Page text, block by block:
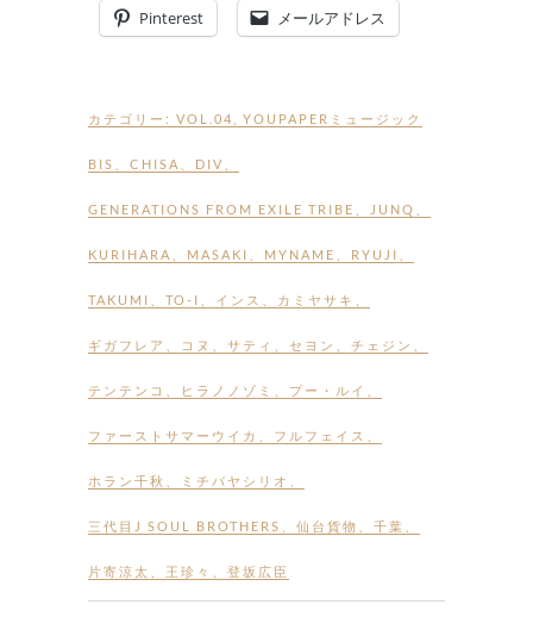
Pinterest メールアドレス
カテゴリー: VOL.04 YOUPAPERミュージック
BIS CHISA DIV
GENERATIONS FROM EXILE TRIBE JUNQ
KURIHARA MASAKI MYNAME RYUJI
TAKUMI TO-I インス カミヤサキ
ギガフレア コヌ サティ セヨン チェジン
テンテンコ ヒラノノゾミ プー・ルイ
ファーストサマーウイカ フルフェイス
ホラン千秋 ミチバヤシリオ
三代目J SOUL BROTHERS 仙台貨物 千葉
片寄涼太 王珍々 登坂広臣